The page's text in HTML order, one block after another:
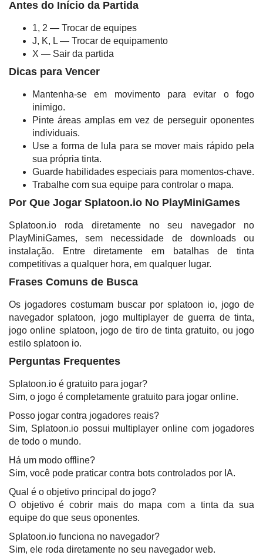
Antes do Início da Partida
1, 2 — Trocar de equipes
J, K, L — Trocar de equipamento
X — Sair da partida
Dicas para Vencer
Mantenha-se em movimento para evitar o fogo
inimigo.
Pinte áreas amplas em vez de perseguir oponentes
individuais.
Use a forma de lula para se mover mais rápido pela
sua própria tinta.
Guarde habilidades especiais para momentos-chave.
Trabalhe com sua equipe para controlar o mapa.
Por Que Jogar Splatoon.io No PlayMiniGames
Splatoon.io roda diretamente no seu navegador no
PlayMiniGames, sem necessidade de downloads ou
instalação. Entre diretamente em batalhas de tinta
competitivas a qualquer hora, em qualquer lugar.
Frases Comuns de Busca
Os jogadores costumam buscar por splatoon io, jogo de
navegador splatoon, jogo multiplayer de guerra de tinta,
jogo online splatoon, jogo de tiro de tinta gratuito, ou jogo
estilo splatoon io.
Perguntas Frequentes
Splatoon.io é gratuito para jogar?
Sim, o jogo é completamente gratuito para jogar online.
Posso jogar contra jogadores reais?
Sim, Splatoon.io possui multiplayer online com jogadores
de todo o mundo.
Há um modo offline?
Sim, você pode praticar contra bots controlados por IA.
Qual é o objetivo principal do jogo?
O objetivo é cobrir mais do mapa com a tinta da sua
equipe do que seus oponentes.
Splatoon.io funciona no navegador?
Sim, ele roda diretamente no seu navegador web.